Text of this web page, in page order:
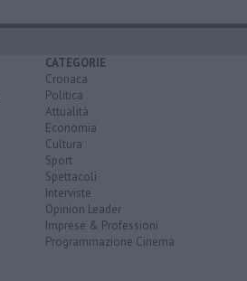
CATEGORIE
Cronaca
Politica
Attualità
Economia
Cultura
Sport
Spettacoli
Interviste
Opinion Leader
Imprese & Professioni
Programmazione Cinema